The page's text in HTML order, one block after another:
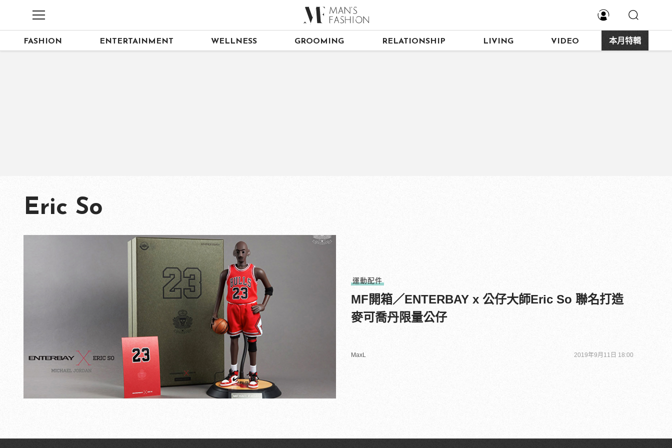
FASHION ENTERTAINMENT WELLNESS GROOMING RELATIONSHIP LIVING VIDEO 本月特輯
Eric So
運動配件
MF開箱／ENTERBAY x 公仔大師Eric So 聯名打造
麥可喬丹限量公仔
MaxL 2019年9月11日 18:00